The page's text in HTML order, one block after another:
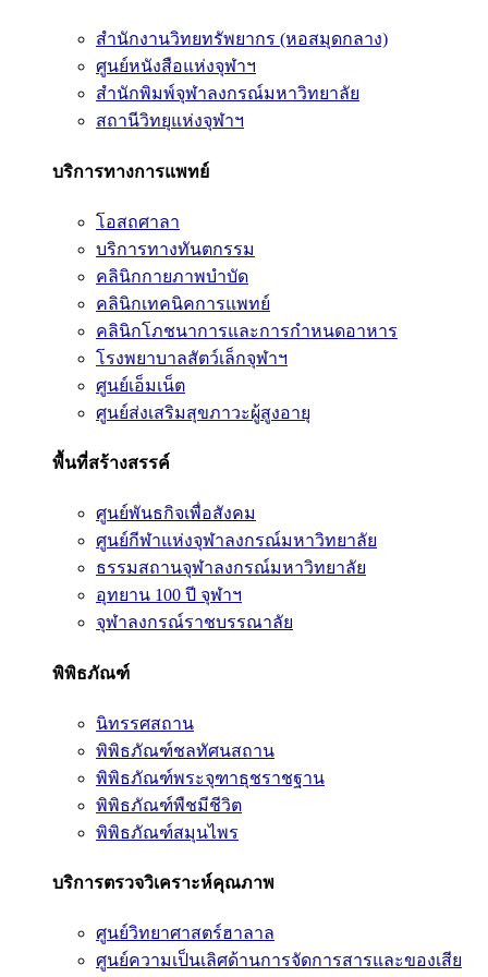
สำนักงานวิทยทรัพยากร (หอสมุดกลาง)
ศูนย์หนังสือแห่งจุฬาฯ
สำนักพิมพ์จุฬาลงกรณ์มหาวิทยาลัย
สถานีวิทยุแห่งจุฬาฯ
บริการทางการแพทย์
โอสถศาลา
บริการทางทันตกรรม
คลินิกกายภาพบำบัด
คลินิกเทคนิคการแพทย์
คลินิกโภชนาการและการกำหนดอาหาร
โรงพยาบาลสัตว์เล็กจุฬาฯ
ศูนย์เอ็มเน็ต
ศูนย์ส่งเสริมสุขภาวะผู้สูงอายุ
พื้นที่สร้างสรรค์
ศูนย์พันธกิจเพื่อสังคม
ศูนย์กีฬาแห่งจุฬาลงกรณ์มหาวิทยาลัย
ธรรมสถานจุฬาลงกรณ์มหาวิทยาลัย
อุทยาน 100 ปี จุฬาฯ
จุฬาลงกรณ์ราชบรรณาลัย
พิพิธภัณฑ์
นิทรรศสถาน
พิพิธภัณฑ์ชลทัศนสถาน
พิพิธภัณฑ์พระจุฑาธุชราชฐาน
พิพิธภัณฑ์พืชมีชีวิต
พิพิธภัณฑ์สมุนไพร
บริการตรวจวิเคราะห์คุณภาพ
ศูนย์วิทยาศาสตร์ฮาลาล
ศูนย์ความเป็นเลิศด้านการจัดการสารและของเสีย